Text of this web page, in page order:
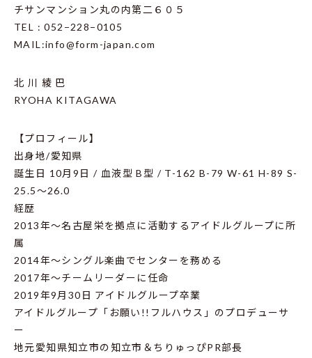
チサンマンション丸の内第二６０５
TEL : 052−228−0105
MAIL:info@form-japan.com
北 川 綾 巴
RYOHA KITAGAWA
【プロフィール】
出身地/愛知県
誕生日 10月9日 / 血液型 B型 / T-162 B-79 W-61 H-89 S-
25.5～26.0
経歴
2013年～名古屋栄を拠点に活動するアイドルグループに所
属
2014年～シングル楽曲でセンターを務める
2017年～チームリーダーに任命
2019年9月30日 アイドルグループ卒業
アイドルグループ「お願い!!フルハウス」のプロデューサ
ー
地元愛知県知立市の知立市＆ちりゅっぴPR部長